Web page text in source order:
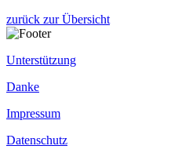
zurück zur Übersicht
Unterstützung
Danke
Impressum
Datenschutz